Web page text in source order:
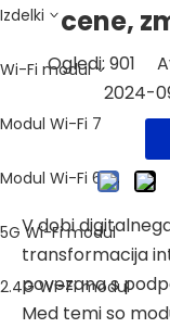
Izdelki
Wi-Fi modul
Modul Wi-Fi 7
Modul Wi-Fi 6
5G Wi-Fi modul
2.4G Wi-Fi modul
cene,
Ogledi:901
2024-
V dobi
transformacija
povezana s
Med temi so